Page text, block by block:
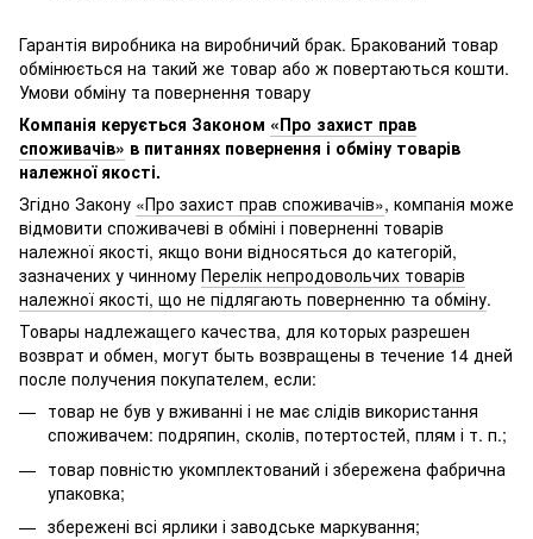
Гарантія виробника на виробничий брак. Бракований товар
обмінюється на такий же товар або ж повертаються кошти.
Умови обміну та повернення товару
Компанія керується Законом «Про захист прав
споживачів» в питаннях повернення і обміну товарів
належної якості.
Згідно Закону «Про захист прав споживачів», компанія може
відмовити споживачеві в обміні і поверненні товарів
належної якості, якщо вони відносяться до категорій,
зазначених у чинному Перелік непродовольчих товарів
належної якості, що не підлягають поверненню та обміну.
Товары надлежащего качества, для которых разрешен
возврат и обмен, могут быть возвращены в течение 14 дней
после получения покупателем, если:
товар не був у вживанні і не має слідів використання
споживачем: подряпин, сколів, потертостей, плям і т. п.;
товар повністю укомплектований і збережена фабрична
упаковка;
збережені всі ярлики і заводське маркування;